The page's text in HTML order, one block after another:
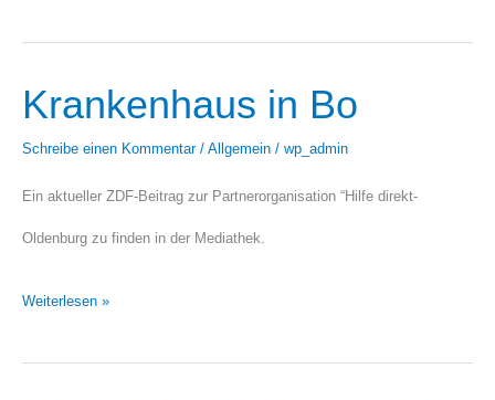
Krankenhaus in Bo
Schreibe einen Kommentar / Allgemein / wp_admin
Ein aktueller ZDF-Beitrag zur Partnerorganisation “Hilfe direkt-
Oldenburg zu finden in der Mediathek.
Krankenhaus
in
Weiterlesen »